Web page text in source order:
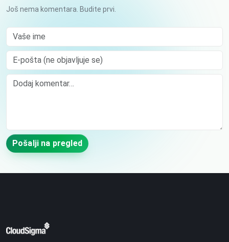
Još nema komentara. Budite prvi.
Vaše ime
E-pošta (ne objavljuje se)
Comment
Pošalji na pregled